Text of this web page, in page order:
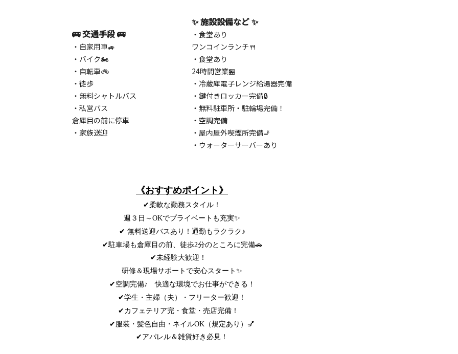
🚌 交通手段 🚌
・ 自家用車🚙
・ バイク🏍
・ 自転車🚲
・ 徒歩
・ 無料シャトルバス
・ 私営バス
倉庫目の前に停車
・家族送迎
✨ 施設設備など ✨
・ 食堂あり
ワンコインランチ🍴
・ 食堂あり
24時間営業🏪
・冷蔵庫電子レンジ給湯器完備
・鍵付きロッカー完備🔒
・ 無料駐車所・駐輪場完備！
・空調完備
・屋内屋外喫煙所完備🚬
・ウォーターサーバーあり
《おすすめポイント 》
✔柔軟な勤務スタイル！
週３日～OKでプライベートも充実✨
✔ 無料送迎バスあり！通勤もラクラク♪
✔駐車場も倉庫目の前、徒歩2分のところに完備🚗
✔未経験大歓迎！
研修＆現場サポートで安心スタート✨
✔空調完備♪ 快適な環境でお仕事ができる！
✔学生・主婦（夫）・フリーター歓迎！
✔カフェテリア完・食堂・売店完備！
✔服装・髪色自由・ネイルOK（規定あり）💅
✔アパレル＆雑貨好き必見！